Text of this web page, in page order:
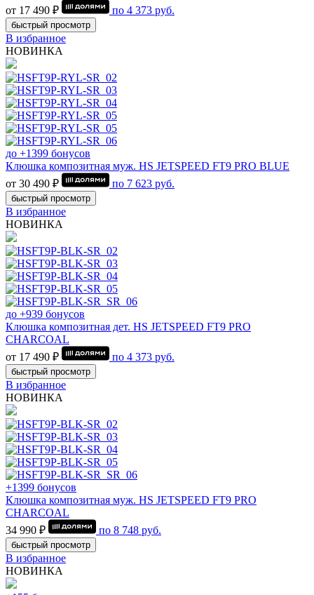
от 17 490 ₽
по 4 373 руб.
быстрый просмотр
В избранное
НОВИНКА
до +1399 бонусов
Клюшка композитная муж. HS JETSPEED FT9 PRO BLUE
от 30 490 ₽
по 7 623 руб.
быстрый просмотр
В избранное
НОВИНКА
до +939 бонусов
Клюшка композитная дет. HS JETSPEED FT9 PRO
CHARCOAL
от 17 490 ₽
по 4 373 руб.
быстрый просмотр
В избранное
НОВИНКА
+1399 бонусов
Клюшка композитная муж. HS JETSPEED FT9 PRO
CHARCOAL
34 990 ₽
по 8 748 руб.
быстрый просмотр
В избранное
НОВИНКА